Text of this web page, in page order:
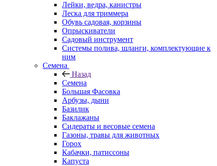
Лейки, ведра, канистры
Леска для триммера
Обувь садовая, корзины
Опрыскиватели
Садовый инструмент
Системы полива, шланги, комплектующие к
ним
Семена
Назад
Семена
Большая Фасовка
Арбузы, дыни
Базилик
Баклажаны
Сидераты и весовые семена
Газоны, травы для животных
Горох
Кабачки, патиссоны
Капуста